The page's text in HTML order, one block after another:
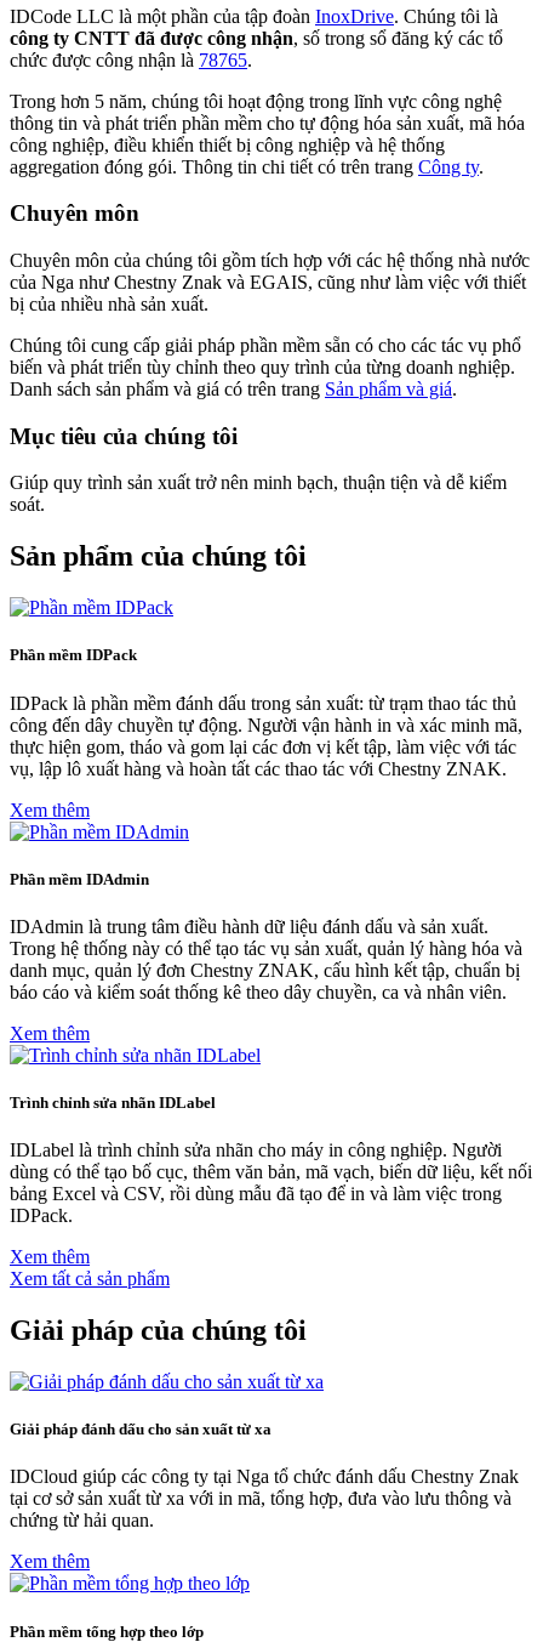
IDCode LLC là một phần của tập đoàn InoxDrive. Chúng tôi là
công ty CNTT đã được công nhận, số trong sổ đăng ký các tổ
chức được công nhận là 78765.
Trong hơn 5 năm, chúng tôi hoạt động trong lĩnh vực công nghệ
thông tin và phát triển phần mềm cho tự động hóa sản xuất, mã hóa
công nghiệp, điều khiển thiết bị công nghiệp và hệ thống
aggregation đóng gói. Thông tin chi tiết có trên trang Công ty.
Chuyên môn
Chuyên môn của chúng tôi gồm tích hợp với các hệ thống nhà nước
của Nga như Chestny Znak và EGAIS, cũng như làm việc với thiết
bị của nhiều nhà sản xuất.
Chúng tôi cung cấp giải pháp phần mềm sẵn có cho các tác vụ phổ
biến và phát triển tùy chỉnh theo quy trình của từng doanh nghiệp.
Danh sách sản phẩm và giá có trên trang Sản phẩm và giá.
Mục tiêu của chúng tôi
Giúp quy trình sản xuất trở nên minh bạch, thuận tiện và dễ kiểm
soát.
Sản phẩm của chúng tôi
Phần mềm IDPack
IDPack là phần mềm đánh dấu trong sản xuất: từ trạm thao tác thủ
công đến dây chuyền tự động. Người vận hành in và xác minh mã,
thực hiện gom, tháo và gom lại các đơn vị kết tập, làm việc với tác
vụ, lập lô xuất hàng và hoàn tất các thao tác với Chestny ZNAK.
Xem thêm
Phần mềm IDAdmin
IDAdmin là trung tâm điều hành dữ liệu đánh dấu và sản xuất.
Trong hệ thống này có thể tạo tác vụ sản xuất, quản lý hàng hóa và
danh mục, quản lý đơn Chestny ZNAK, cấu hình kết tập, chuẩn bị
báo cáo và kiểm soát thống kê theo dây chuyền, ca và nhân viên.
Xem thêm
Trình chỉnh sửa nhãn IDLabel
IDLabel là trình chỉnh sửa nhãn cho máy in công nghiệp. Người
dùng có thể tạo bố cục, thêm văn bản, mã vạch, biến dữ liệu, kết nối
bảng Excel và CSV, rồi dùng mẫu đã tạo để in và làm việc trong
IDPack.
Xem thêm
Xem tất cả sản phẩm
Giải pháp của chúng tôi
Giải pháp đánh dấu cho sản xuất từ xa
IDCloud giúp các công ty tại Nga tổ chức đánh dấu Chestny Znak
tại cơ sở sản xuất từ xa với in mã, tổng hợp, đưa vào lưu thông và
chứng từ hải quan.
Xem thêm
Phần mềm tổng hợp theo lớp